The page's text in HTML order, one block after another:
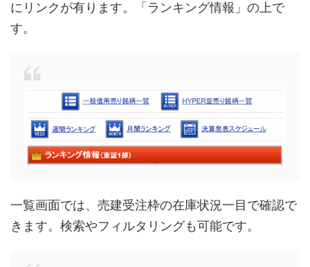
にリンクが有ります。「ランキング情報」の上で
す。
一覧画面では、売建受注枠の在庫状況一目で確認で
きます。検索やフィルタリングも可能です。